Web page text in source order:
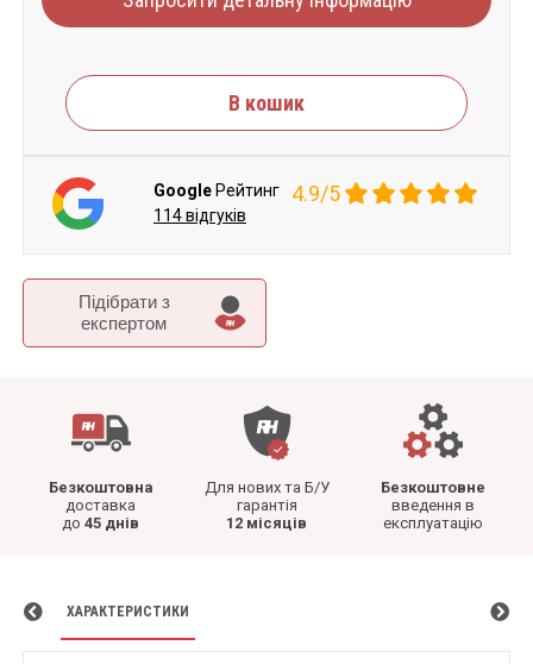
Підібрати з
експертом
Безкоштовна
доставка
до 45 днів
Для нових та Б/У
гарантія
12 місяців
Безкоштовне
введення в
експлуатацію
В кошик
Google Рейтинг 4.9/5
114 відгуків
ХАРАКТЕРИСТИКИ